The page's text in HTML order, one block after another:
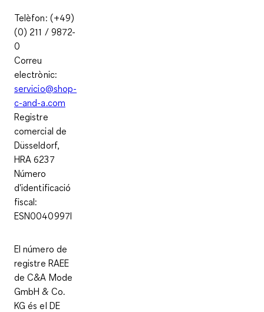
Telèfon: (+49)
(0) 211 / 9872-
0
Correu
electrònic:
servicio@shop-
c-and-a.com
Registre
comercial de
Düsseldorf,
HRA 6237
Número
d'identificació
fiscal:
ESN0040997I
El número de
registre RAEE
de C&A Mode
GmbH & Co.
KG és el DE